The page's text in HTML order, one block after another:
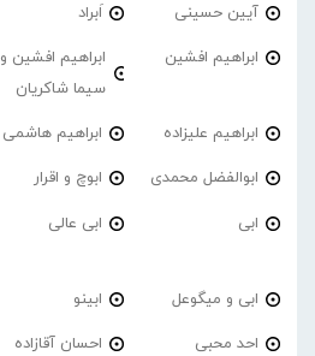
آیین حسینی اَبراد
ابراهیم افشین
ابراهیم افشین و
سیما شاکریان
ابراهیم علیزاده ابراهیم هاشمی
ابوالفضل محمدی ابوچ و اقرار
ابی ابی عالی
ابی و میگوعل ابینو
احد محبی احسان آقازاده